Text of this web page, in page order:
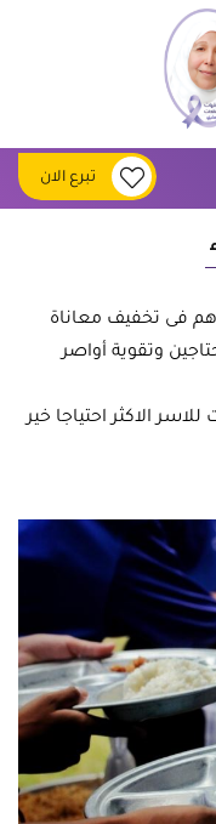
تبرع الان
فى تخفيف معاناة
وتقوية أواصر
الاكثر احتياجا خير